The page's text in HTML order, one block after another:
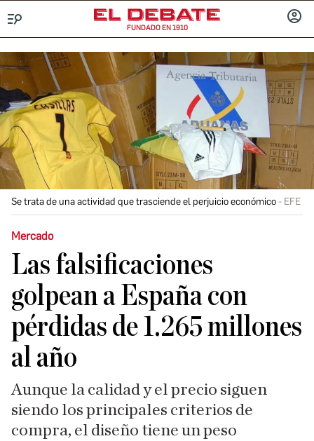
FUNDADO EN 1910
Se trata de una actividad que trasciende el perjuicio económico EFE
Mercado
Las falsificaciones
golpean a España con
pérdidas de 1.265 millones
al año
Aunque la calidad y el precio siguen
siendo los principales criterios de
compra, el diseño tiene un peso